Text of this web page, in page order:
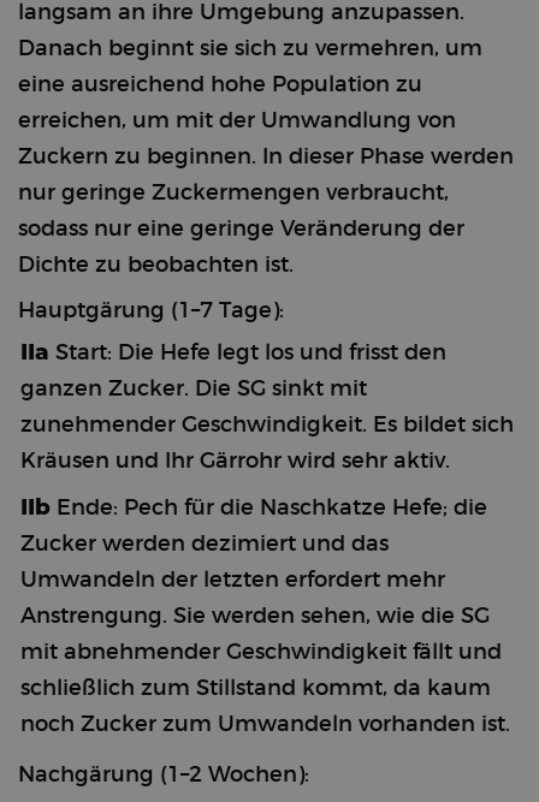
langsam an ihre Umgebung anzupassen.
Danach beginnt sie sich zu vermehren, um
eine ausreichend hohe Population zu
erreichen, um mit der Umwandlung von
Zuckern zu beginnen. In dieser Phase werden
nur geringe Zuckermengen verbraucht,
sodass nur eine geringe Veränderung der
Dichte zu beobachten ist.
Hauptgärung (1–7 Tage):
IIa Start: Die Hefe legt los und frisst den
ganzen Zucker. Die SG sinkt mit
zunehmender Geschwindigkeit. Es bildet sich
Kräusen und Ihr Gärrohr wird sehr aktiv.
IIb Ende: Pech für die Naschkatze Hefe; die
Zucker werden dezimiert und das
Umwandeln der letzten erfordert mehr
Anstrengung. Sie werden sehen, wie die SG
mit abnehmender Geschwindigkeit fällt und
schließlich zum Stillstand kommt, da kaum
noch Zucker zum Umwandeln vorhanden ist.
Nachgärung (1–2 Wochen):